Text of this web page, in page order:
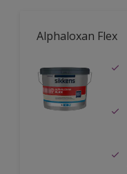
Alphaloxan Flex